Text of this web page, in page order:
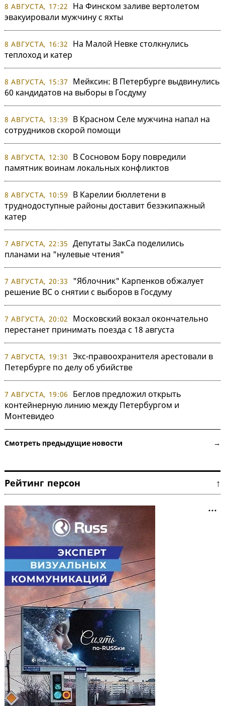
8 АВГУСТА, 17:22
На Финском заливе вертолетом
эвакуировали мужчину с яхты
8 АВГУСТА, 16:32
На Малой Невке столкнулись
теплоход и катер
8 АВГУСТА, 15:37
Мейксин: В Петербурге выдвинулись
60 кандидатов на выборы в Госдуму
8 АВГУСТА, 13:39
В Красном Селе мужчина напал на
сотрудников скорой помощи
8 АВГУСТА, 12:30
В Сосновом Бору повредили
памятник воинам локальных конфликтов
8 АВГУСТА, 10:59
В Карелии бюллетени в
труднодоступные районы доставит безэкипажный
катер
7 АВГУСТА, 22:35 Депутаты ЗакСа поделились
планами на "нулевые чтения"
7 АВГУСТА, 20:33
"Яблочник" Карпенков обжалует
решение ВС о снятии с выборов в Госдуму
7 АВГУСТА, 20:02
Московский вокзал окончательно
перестанет принимать поезда с 18 августа
7 АВГУСТА, 19:31
Экс-правоохранителя арестовали в
Петербурге по делу об убийстве
7 АВГУСТА, 19:06
Беглов предложил открыть
контейнерную линию между Петербургом и
Монтевидео
Смотреть предыдущие новости →
Рейтинг персон ↑